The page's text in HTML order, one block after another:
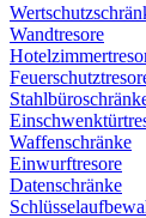
Wandtresore
Waffenschränke
Einwurftresore
Datenschränke